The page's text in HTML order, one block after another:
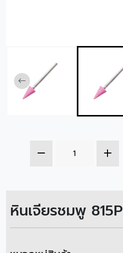
หินเจียรชมพู 815P